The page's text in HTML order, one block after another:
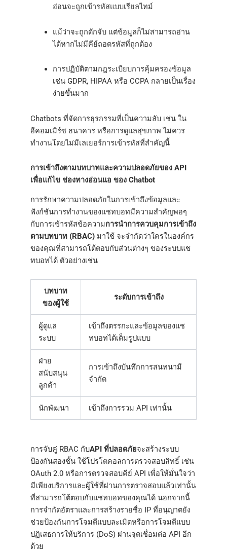
อ่อนจะถูกเข้ารหัสแบบเรียลไทม์
แม้ว่าจะถูกดักจับ แต่ข้อมูลก็ไม่สามารถอ่าน
ได้หากไม่มีคีย์ถอดรหัสที่ถูกต้อง
การปฏิบัติตามกฎระเบียบการคุ้มครองข้อมูล
เช่น GDPR, HIPAA หรือ CCPA กลายเป็นเรื่อง
ง่ายขึ้นมาก
Chatbots ที่จัดการธุรกรรมที่เป็นความลับ เช่น ใน
อีคอมเมิร์ซ ธนาคาร หรือการดูแลสุขภาพ ไม่ควร
ทำงานโดยไม่มีเลเยอร์การเข้ารหัสที่สำคัญนี้
การเข้าถึงตามบทบาทและความปลอดภัยของ API
เพื่อแก้ไข ช่องทางอ่อนแอ ของ Chatbot
การรักษาความปลอดภัยในการเข้าถึงข้อมูลและ
ฟังก์ชันการทำงานของแชทบอทมีความสำคัญพอๆ
กับการเข้ารหัสข้อความการนำการควบคุมการเข้าถึง
ตามบทบาท (RBAC) มาใช้ จะจำกัดว่าใครในองค์กร
ของคุณที่สามารถโต้ตอบกับส่วนต่างๆ ของระบบแช
ทบอทได้ ตัวอย่างเช่น
บทบาท
ของผู้ใช้
ระดับการเข้าถึง
ผู้ดูแล
ระบบ
เข้าถึงตรรกะและข้อมูลของแช
ทบอทได้เต็มรูปแบบ
ฝ่าย
สนับสนุน
ลูกค้า
การเข้าถึงบันทึกการสนทนามี
จำกัด
นักพัฒนา เข้าถึงการรวม API เท่านั้น
การจับคู่ RBAC กับAPI ที่ปลอดภัยจะสร้างระบบ
ป้องกันสองชั้น ใช้โปรโตคอลการตรวจสอบสิทธิ์ เช่น
OAuth 2.0 หรือการตรวจสอบคีย์ API เพื่อให้มั่นใจว่า
มีเพียงบริการและผู้ใช้ที่ผ่านการตรวจสอบแล้วเท่านั้น
ที่สามารถโต้ตอบกับแชทบอทของคุณได้ นอกจากนี้
การจำกัดอัตราและการสร้างรายชื่อ IP ที่อนุญาตยัง
ช่วยป้องกันการโจมตีแบบละเมิดหรือการโจมตีแบบ
ปฏิเสธการให้บริการ (DoS) ผ่านจุดเชื่อมต่อ API อีก
ด้วย